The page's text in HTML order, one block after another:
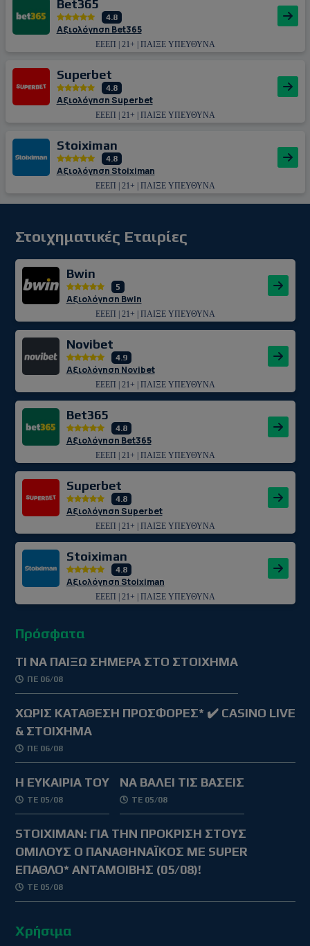
Bet365
4.8
Αξιολόγηση Bet365
ΕΕΕΠ | 21+ | ΠΑΙΞΕ ΥΠΕΥΘΥΝΑ
Superbet
4.8
Αξιολόγηση Superbet
ΕΕΕΠ | 21+ | ΠΑΙΞΕ ΥΠΕΥΘΥΝΑ
Stoiximan
4.8
Αξιολόγηση Stoiximan
ΕΕΕΠ | 21+ | ΠΑΙΞΕ ΥΠΕΥΘΥΝΑ
Στοιχηματικές Εταιρίες
Bwin
5
Αξιολόγηση Bwin
ΕΕΕΠ | 21+ | ΠΑΙΞΕ ΥΠΕΥΘΥΝΑ
Novibet
4.9
Αξιολόγηση Novibet
ΕΕΕΠ | 21+ | ΠΑΙΞΕ ΥΠΕΥΘΥΝΑ
Bet365
4.8
Αξιολόγηση Bet365
ΕΕΕΠ | 21+ | ΠΑΙΞΕ ΥΠΕΥΘΥΝΑ
Superbet
4.8
Αξιολόγηση Superbet
ΕΕΕΠ | 21+ | ΠΑΙΞΕ ΥΠΕΥΘΥΝΑ
Stoiximan
4.8
Αξιολόγηση Stoiximan
ΕΕΕΠ | 21+ | ΠΑΙΞΕ ΥΠΕΥΘΥΝΑ
Πρόσφατα
TΙ ΝΑ ΠΑΙΞΩ ΣΗΜΕΡΑ ΣΤΟ ΣΤΟΙΧΗΜΑ
ΠΕ 06/08
ΧΩΡΙΣ ΚΑΤΑΘΕΣΗ ΠΡΟΣΦΟΡΕΣ* ✔️ CASINO LIVE
& ΣΤΟΙΧΗΜΑ
ΠΕ 06/08
Η ΕΥΚΑΙΡΙΑ ΤΟΥ
ΤΕ 05/08
ΝΑ ΒΑΛΕΙ ΤΙΣ ΒΑΣΕΙΣ
ΤΕ 05/08
STOIXIMAN: ΓΙΑ ΤΗΝ ΠΡΟΚΡΙΣΗ ΣΤΟΥΣ
ΟΜΙΛΟΥΣ Ο ΠΑΝΑΘΗΝΑΪΚΟΣ ΜΕ SUPER
ΕΠΑΘΛΟ* ΑΝΤΑΜΟΙΒΗΣ (05/08)!
ΤΕ 05/08
Χρήσιμα